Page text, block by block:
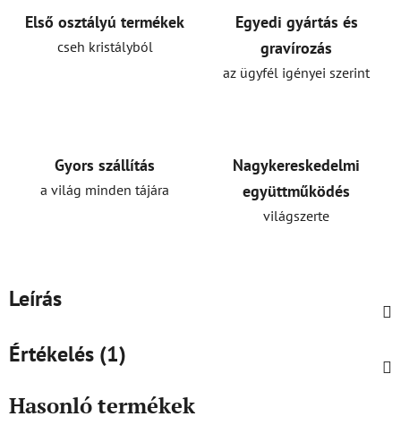
Első osztályú termékek
cseh kristályból
Egyedi gyártás és
gravírozás
az ügyfél igényei szerint
Gyors szállítás
a világ minden tájára
Nagykereskedelmi
együttműködés
világszerte
Leírás
Értékelés (1)
Hasonló termékek